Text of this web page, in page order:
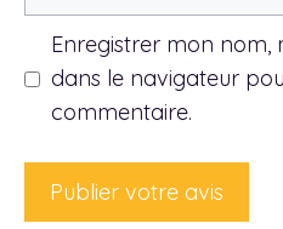
Enregistrer mon nom,
dans le navigateur
commentaire.